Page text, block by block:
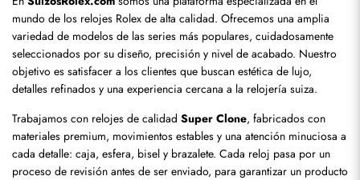
mundo de los relojes Rolex de alta calidad. Ofrecemos una amplia
variedad de modelos de las series más populares, cuidadosamente
seleccionados por su diseño, precisión y nivel de acabado. Nuestro
objetivo es satisfacer a los clientes que buscan estética de lujo,
detalles refinados y una experiencia cercana a la relojería suiza.
Trabajamos con relojes de calidad Super Clone, fabricados con
materiales premium, movimientos estables y una atención minuciosa a
cada detalle: caja, esfera, bisel y brazalete. Cada reloj pasa por un
proceso de revisión antes de ser enviado, para garantizar un producto